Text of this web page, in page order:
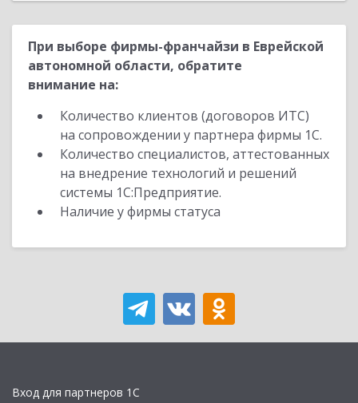
При выборе фирмы-франчайзи в Еврейской
автономной области, обратите
внимание на:
Количество клиентов (договоров ИТС)
на сопровождении у партнера фирмы 1С.
Количество специалистов, аттестованных
на внедрение технологий и решений
системы 1С:Предприятие.
Наличие у фирмы статуса
Вход для партнеров 1С